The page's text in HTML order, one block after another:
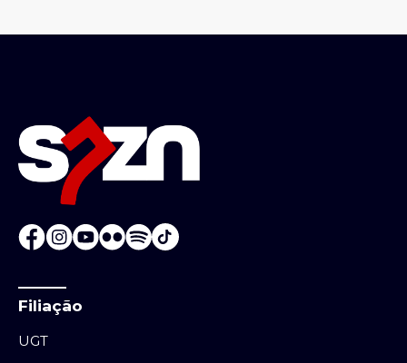
Filiação
UGT